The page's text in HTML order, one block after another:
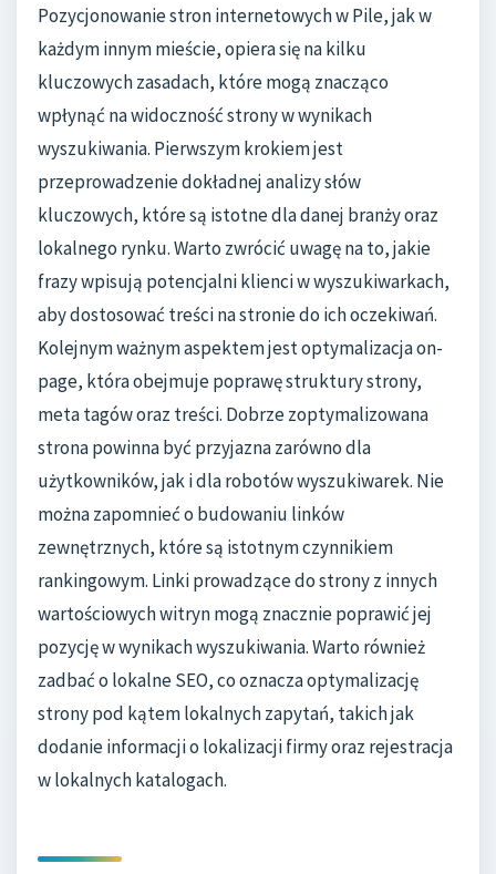
Pozycjonowanie stron internetowych w Pile, jak w
każdym innym mieście, opiera się na kilku
kluczowych zasadach, które mogą znacząco
wpłynąć na widoczność strony w wynikach
wyszukiwania. Pierwszym krokiem jest
przeprowadzenie dokładnej analizy słów
kluczowych, które są istotne dla danej branży oraz
lokalnego rynku. Warto zwrócić uwagę na to, jakie
frazy wpisują potencjalni klienci w wyszukiwarkach,
aby dostosować treści na stronie do ich oczekiwań.
Kolejnym ważnym aspektem jest optymalizacja on-
page, która obejmuje poprawę struktury strony,
meta tagów oraz treści. Dobrze zoptymalizowana
strona powinna być przyjazna zarówno dla
użytkowników, jak i dla robotów wyszukiwarek. Nie
można zapomnieć o budowaniu linków
zewnętrznych, które są istotnym czynnikiem
rankingowym. Linki prowadzące do strony z innych
wartościowych witryn mogą znacznie poprawić jej
pozycję w wynikach wyszukiwania. Warto również
zadbać o lokalne SEO, co oznacza optymalizację
strony pod kątem lokalnych zapytań, takich jak
dodanie informacji o lokalizacji firmy oraz rejestracja
w lokalnych katalogach.